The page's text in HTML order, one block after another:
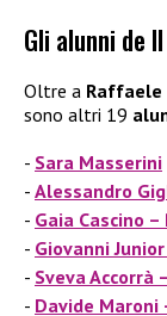
Gli alunni de
Oltre a Raffaele
sono altri 19
Sara Masserini
Alessandro
Gaia Cascino –
Giovanni Junior
Sveva Accorrà
Davide Maroni